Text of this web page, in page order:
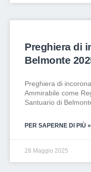
Preghiera di
Belmonte
Preghiera di
Ammirabile come
Santuario di
PER SAPERNE DI PIÙ »
28 Maggio 2025